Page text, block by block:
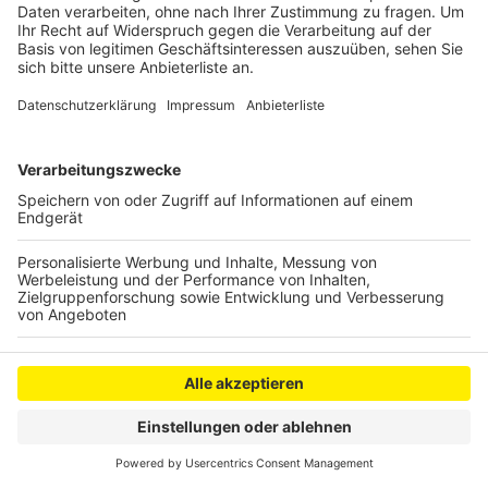
Anzeige
Veröffentlicht:Mittwoch, 08.06.2022 09:14
Anzeige
Anzeige